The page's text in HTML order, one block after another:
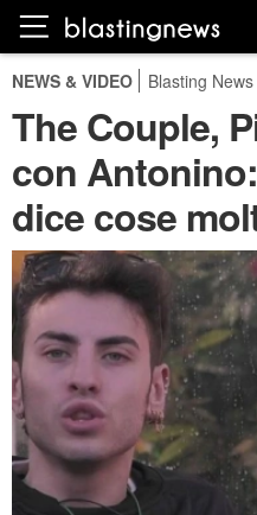
NEWS & VIDEO Blasting
The Couple,
con
dice cose